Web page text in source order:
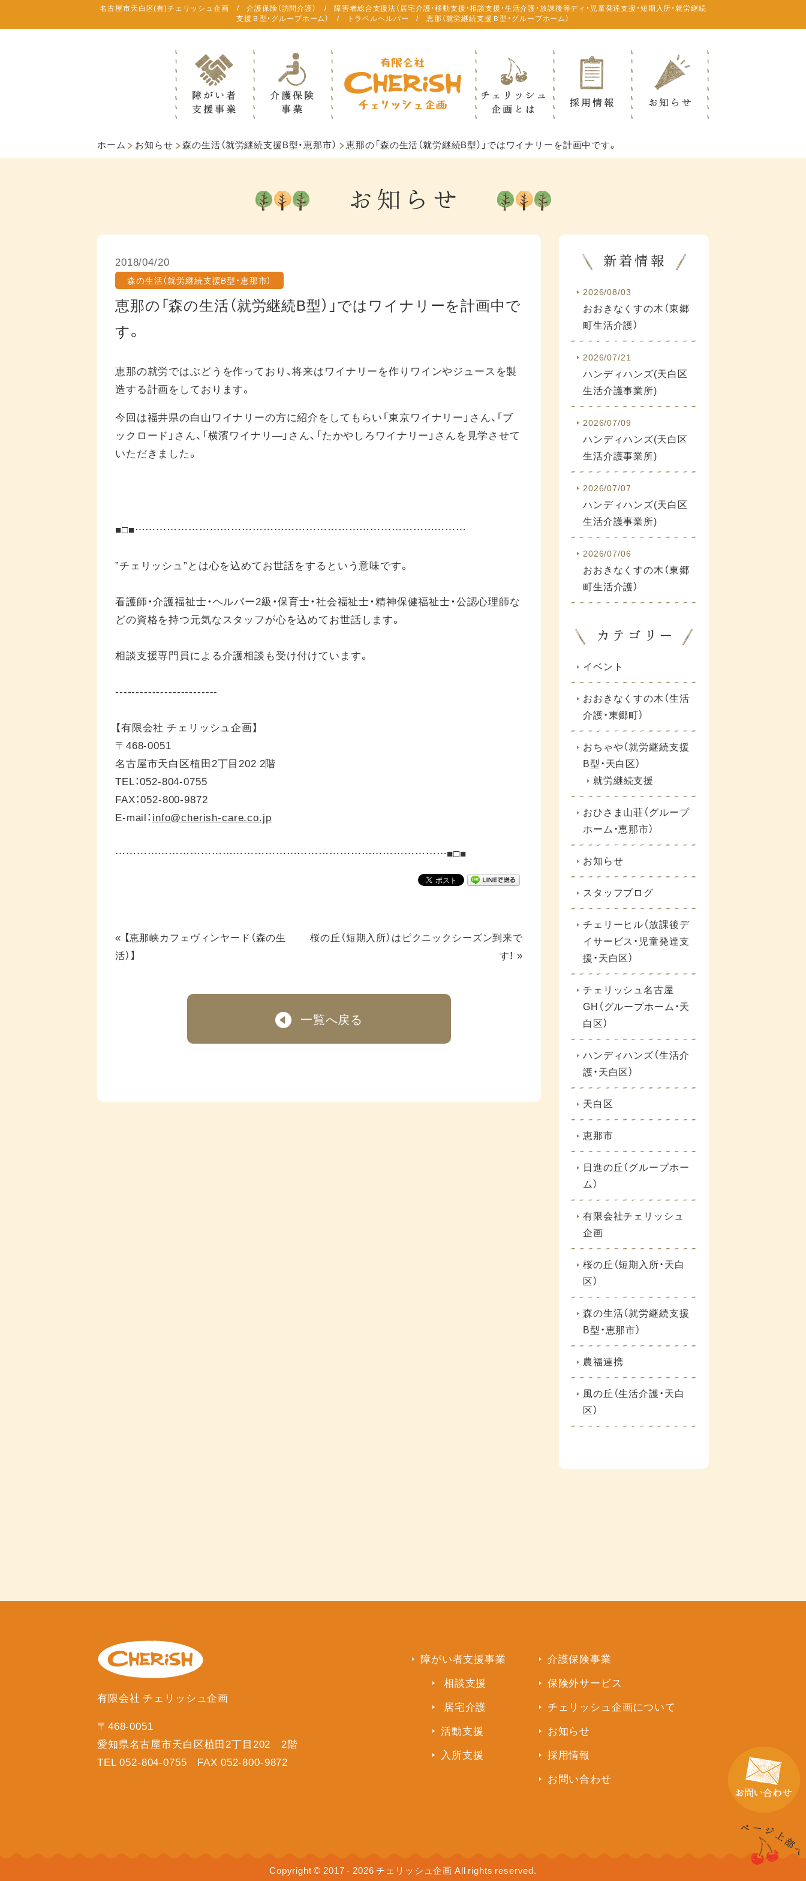
名古屋市天白区(有)チェリッシュ企画 / 介護保険（訪問介護） / 障害者総合支援法（居宅介護・移動支援・相談支援・生活介護・放課後等ディ・児童発達支援・短期入所・就労継続
支援Ｂ型・グループホーム） / トラベルヘルパー / 恵那（就労継続支援Ｂ型・グループホーム）
ホーム お知らせ 森の生活（就労継続支援B型・恵那市） 恵那の「森の生活（就労継続B型）」ではワイナリーを計画中です。
2018/04/20
森の生活（就労継続支援B型・恵那市）
恵那の「森の生活（就労継続B型）」ではワイナリーを計画中で
す。
恵那の就労ではぶどうを作っており、将来はワイナリーを作りワインやジュースを製
造する計画をしております。
今回は福井県の白山ワイナリーの方に紹介をしてもらい「東京ワイナリー」さん、「ブ
ックロード」さん、「横濱ワイナリ―」さん、「たかやしろワイナリー」さんを見学させて
いただきました。
■□■…………………………………………………………………………………
”チェリッシュ”とは心を込めてお世話をするという意味です。
看護師・介護福祉士・ヘルパー2級・保育士・社会福祉士・精神保健福祉士・公認心理師な
どの資格を持つ元気なスタッフが心を込めてお世話します。
相談支援専門員による介護相談も受け付けています。
-------------------------
【有限会社 チェリッシュ企画】
〒468-0051
名古屋市天白区植田2丁目202 2階
TEL：052-804-0755
FAX：052-800-9872
E-mail： info@cherish-care.co.jp
…………………………………………………………………………………■□■
« 【恵那峡カフェヴィンヤード（森の生
活）】
桜の丘（短期入所）はピクニックシーズン到来で
す！ »
一覧へ戻る
2026/08/03
おおきなくすの木（東郷
町生活介護）
2026/07/21
ハンディハンズ(天白区
生活介護事業所)
2026/07/09
ハンディハンズ(天白区
生活介護事業所)
2026/07/07
ハンディハンズ(天白区
生活介護事業所)
2026/07/06
おおきなくすの木（東郷
町生活介護）
イベント
おおきなくすの木（生活
介護・東郷町）
おちゃや（就労継続支援
B型・天白区）
就労継続支援
おひさま山荘（グループ
ホーム・恵那市）
お知らせ
スタッフブログ
チェリーヒル（放課後デ
イサービス・児童発達支
援・天白区）
チェリッシュ名古屋
GH（グループホーム・天
白区）
ハンディハンズ（生活介
護・天白区）
天白区
恵那市
日進の丘（グループホー
ム）
有限会社チェリッシュ
企画
桜の丘（短期入所・天白
区）
森の生活（就労継続支援
B型・恵那市）
農福連携
風の丘（生活介護・天白
区）
有限会社 チェリッシュ企画
〒468-0051
愛知県名古屋市天白区植田2丁目202 2階
TEL 052-804-0755 FAX 052-800-9872
障がい者支援事業
相談支援
居宅介護
活動支援
入所支援
介護保険事業
保険外サービス
チェリッシュ企画について
お知らせ
採用情報
お問い合わせ
Copyright © 2017 - 2026 チェリッシュ企画 All rights reserved.